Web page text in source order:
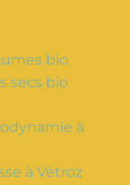
bio
secs bio
à
à Vétroz